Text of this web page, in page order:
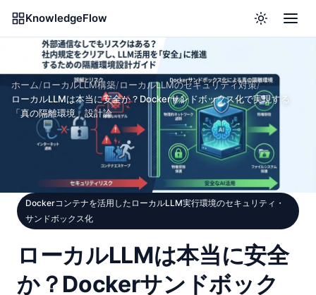
KnowledgeFlow
ホーム/ローカルLLM構築/ローカルLLMのセキュリティ対策/
ローカルLLMは本当に安全か？Dockerサンドボックス化で実現する
「真の隔離環境」設計論
Dockerコンテナを活用したローカルLLM実行環境のセキュリティ・
サンドボックス化
ローカルLLMは本当に安全
か？Dockerサンドボック